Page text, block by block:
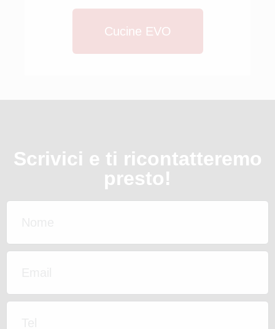
Cucine EVO
Scrivici e ti ricontatteremo
presto!